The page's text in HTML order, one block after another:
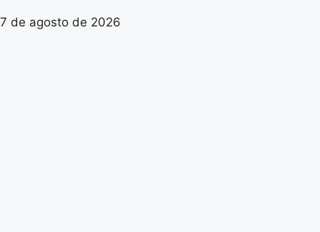
7 de agosto de 2026